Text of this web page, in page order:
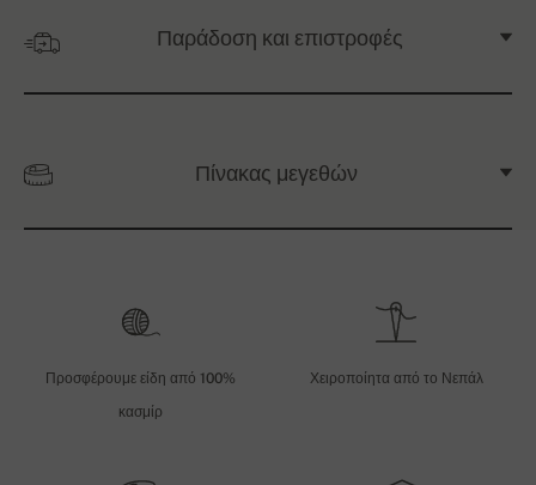
Παράδοση και επιστροφές
Πίνακας μεγεθών
Προσφέρουμε είδη από 100%
κασμίρ
Χειροποίητα από το Νεπάλ